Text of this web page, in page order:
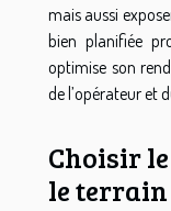
mais aussi
bien planifiée
optimise son
de l’opérateur et
Choisir
le terrain